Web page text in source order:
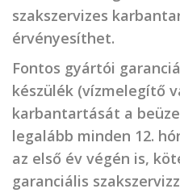
szakszervizes
érvényesíthet.
Fontos gyártói
készülék (vízmelegítő
karbantartását a
legalább minden 12.
az első év végén is,
garanciális